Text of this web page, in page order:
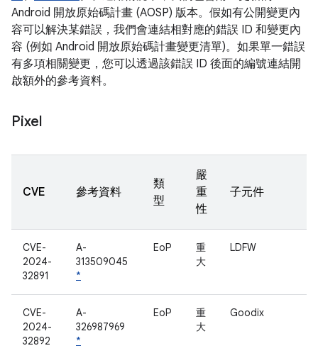
Android 開放原始碼計畫 (AOSP) 版本。假如有公開變更內
容可以解決某錯誤，我們會連結相對應的錯誤 ID 和變更內
容 (例如 Android 開放原始碼計畫變更清單)。如果單一錯誤
有多項相關變更，您可以透過該錯誤 ID 後面的編號連結開
啟額外的參考資料。
Pixel
CVE 參考資料
類
型
嚴
重
性
子元件
CVE-
2024-
32891
A-
313509045
*
EoP
重
大
LDFW
CVE-
2024-
32892
A-
326987969
*
EoP
重
大
Goodix